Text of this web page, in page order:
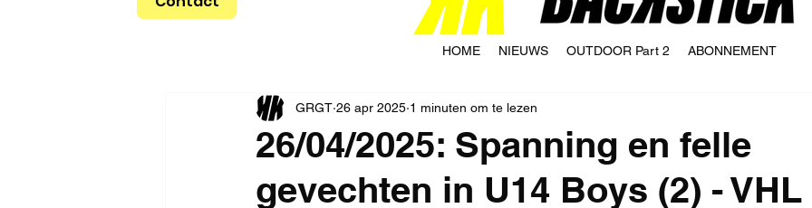
HOME NIEUWS OUTDOOR Part 2 ABONNEMENT
26/04/2025: Spanning en felle
gevechten in U14 Boys (2) - VHL
GRGT 26 apr 2025 1 minuten om te lezen